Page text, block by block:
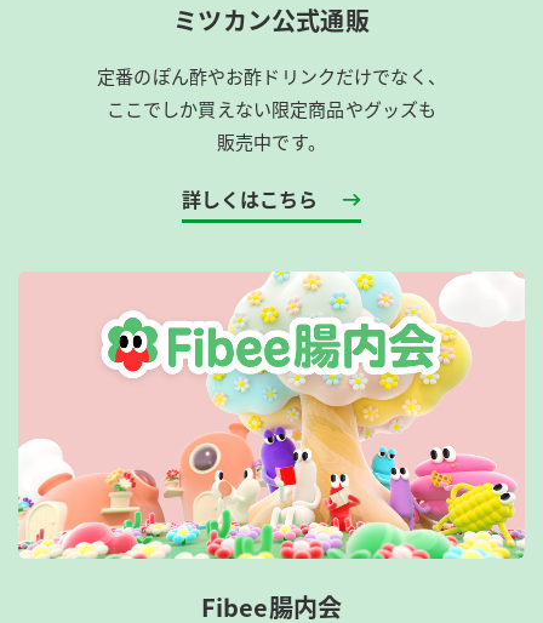
ミツカン公式通販
定番のぽん酢やお酢ドリンクだけでなく、
ここでしか買えない限定商品やグッズも
販売中です。
詳しくはこちら
Fibee腸内会